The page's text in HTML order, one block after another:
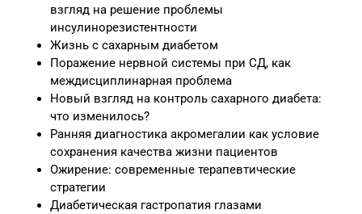
взгляд на решение проблемы
инсулинорезистентности
Жизнь с сахарным диабетом
Поражение нервной системы при СД, как
междисциплинарная проблема
Новый взгляд на контроль сахарного диабета:
что изменилось?
Ранняя диагностика акромегалии как условие
сохранения качества жизни пациентов
Ожирение: современные терапевтические
стратегии
Диабетическая гастропатия глазами